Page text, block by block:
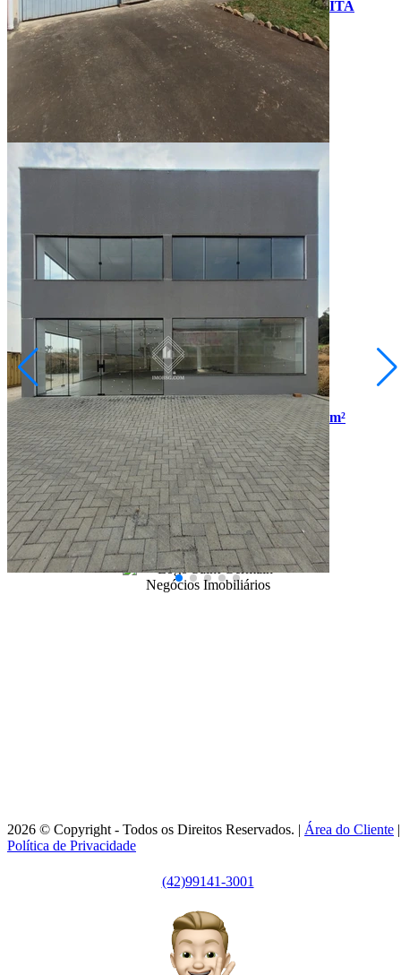
BARRACÃO COMERCIAL AO LADO DA AV. ANITA
GARIBALDI
Ponta Grossa/PR
2073353.001
8
Vagas
333,00
Área Privativa (m²)
Colônia Dona Luíza
R$ 4.500,00
Sala Comercial para Aluguel no Recanto Brasil - 115 m²
Ponta Grossa/PR
2072589.001
115,00Área Privativa (m²)
Conversar no WhatsApp
2026 © Copyright - Todos os Direitos Reservados. | Área do Cliente |
Política de Privacidade
(42)99141-3001